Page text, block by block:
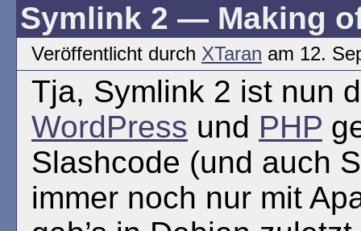
Symlink 2 — Making
Veröffentlicht durch XTaran am 12.
Tja, Symlink 2 ist nun
WordPress und PHP
Slashcode (und auch
immer noch nur mit